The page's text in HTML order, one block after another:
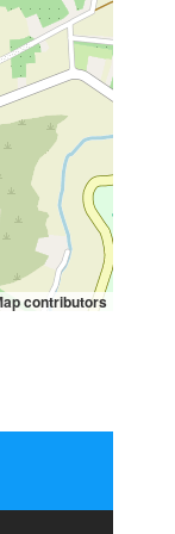
contributors